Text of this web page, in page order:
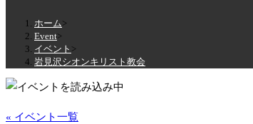
ホーム>
Event>
イベント >
岩見沢シオンキリスト教会
« イベント一覧